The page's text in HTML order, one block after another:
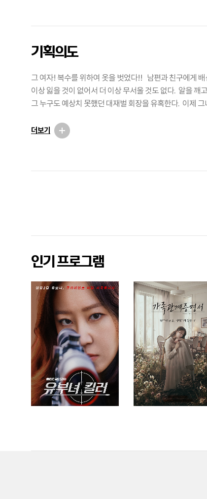
기획의도
그 여자! 복수를 위하여 옷을 벗었다!! 남편과 친구에게 배
이상 잃을 것이 없어서 더 이상 무서울 것도 없다. 알을 깨고 나와 화려한 불나비로 변신해서
그 누구도 예상치 못했던 대재벌 회장을 유혹한다. 이제
더보기
인기 프로그램